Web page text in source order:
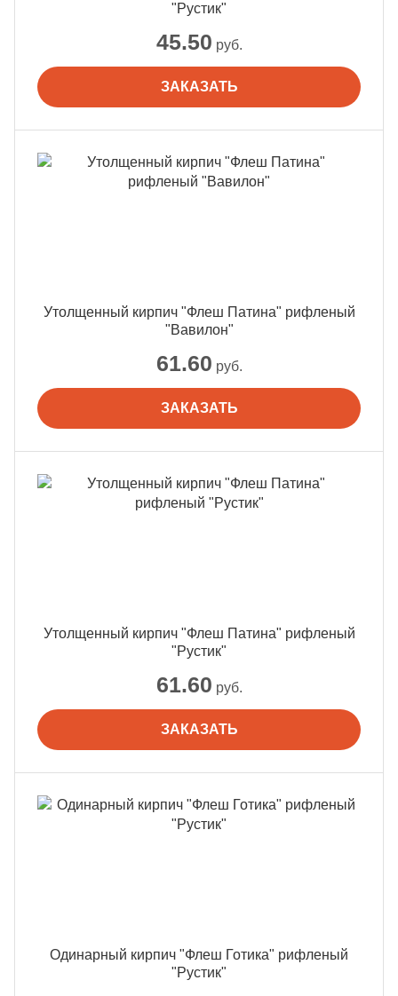
45.50 руб.
ЗАКАЗАТЬ
"Рустик"
61.60 руб.
ЗАКАЗАТЬ
Утолщенный кирпич "Флеш Патина" рифленый
"Вавилон"
61.60 руб.
ЗАКАЗАТЬ
Утолщенный кирпич "Флеш Патина" рифленый
"Рустик"
Одинарный кирпич "Флеш Готика" рифленый
"Рустик"